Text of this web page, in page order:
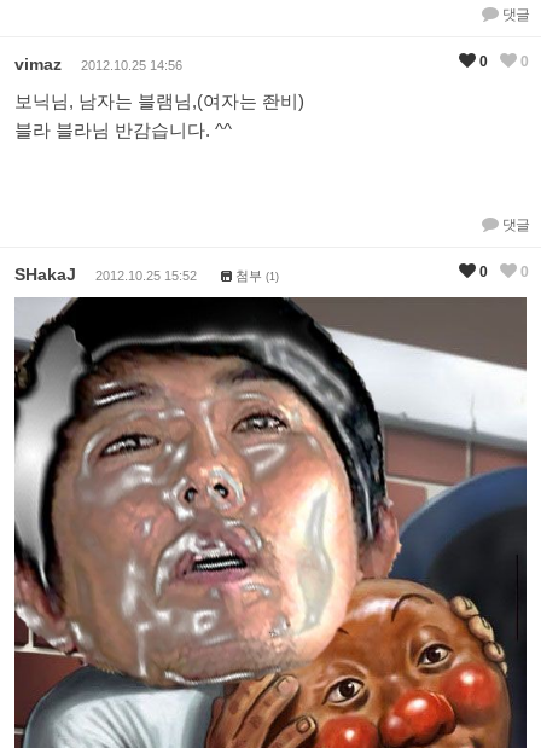
댓글
vimaz 2012.10.25 14:56
보닉님, 남자는 블램님,(여자는 좐비)
블라 블라님 반감습니다. ^^
댓글
0 0
SHakaJ 2012.10.25 15:52 첨부 (1) 0 0